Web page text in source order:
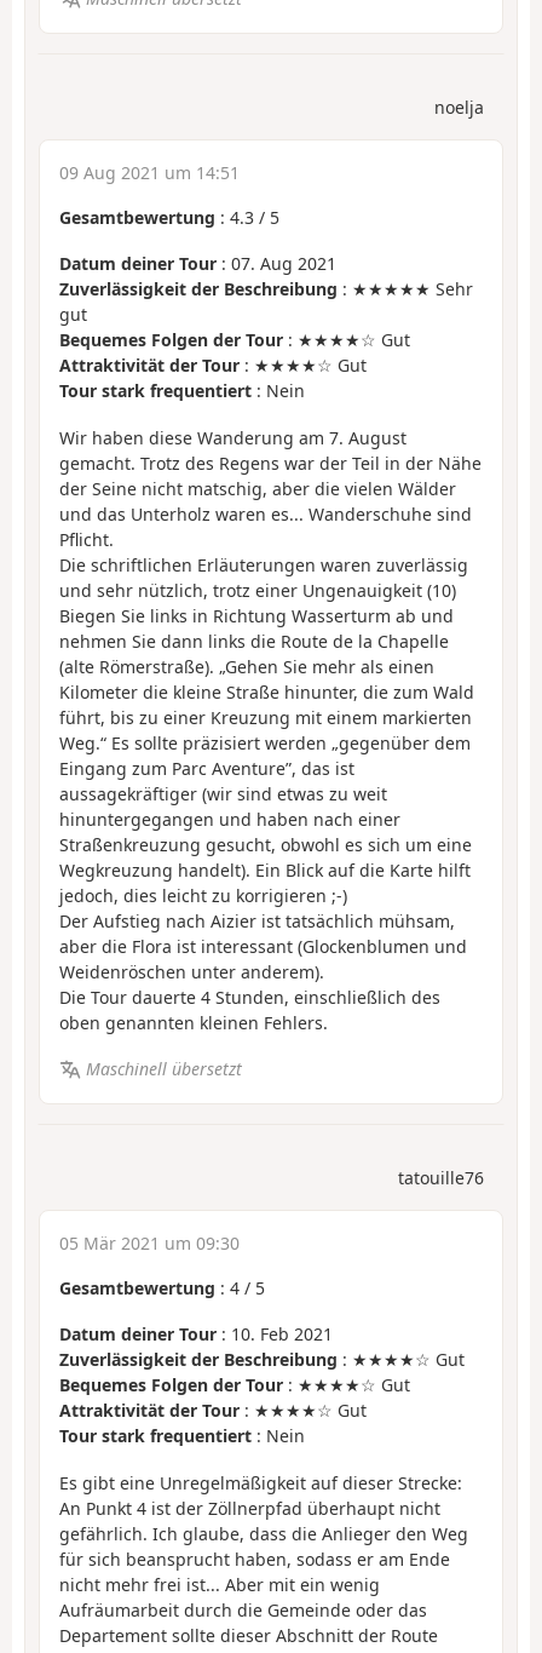
noelja
09 Aug 2021 um 14:51
Gesamtbewertung : 4.3 / 5
Datum deiner Tour : 07. Aug 2021
Zuverlässigkeit der Beschreibung : ★★★★★ Sehr
gut
Bequemes Folgen der Tour : ★★★★☆ Gut
Attraktivität der Tour : ★★★★☆ Gut
Tour stark frequentiert : Nein
Wir haben diese Wanderung am 7. August
gemacht. Trotz des Regens war der Teil in der Nähe
der Seine nicht matschig, aber die vielen Wälder
und das Unterholz waren es... Wanderschuhe sind
Pflicht.
Die schriftlichen Erläuterungen waren zuverlässig
und sehr nützlich, trotz einer Ungenauigkeit (10)
Biegen Sie links in Richtung Wasserturm ab und
nehmen Sie dann links die Route de la Chapelle
(alte Römerstraße). „Gehen Sie mehr als einen
Kilometer die kleine Straße hinunter, die zum Wald
führt, bis zu einer Kreuzung mit einem markierten
Weg.“ Es sollte präzisiert werden „gegenüber dem
Eingang zum Parc Aventure”, das ist
aussagekräftiger (wir sind etwas zu weit
hinuntergegangen und haben nach einer
Straßenkreuzung gesucht, obwohl es sich um eine
Wegkreuzung handelt). Ein Blick auf die Karte hilft
jedoch, dies leicht zu korrigieren ;-)
Der Aufstieg nach Aizier ist tatsächlich mühsam,
aber die Flora ist interessant (Glockenblumen und
Weidenröschen unter anderem).
Die Tour dauerte 4 Stunden, einschließlich des
oben genannten kleinen Fehlers.
Maschinell übersetzt
tatouille76
05 Mär 2021 um 09:30
Gesamtbewertung : 4 / 5
Datum deiner Tour : 10. Feb 2021
Zuverlässigkeit der Beschreibung : ★★★★☆ Gut
Bequemes Folgen der Tour : ★★★★☆ Gut
Attraktivität der Tour : ★★★★☆ Gut
Tour stark frequentiert : Nein
Es gibt eine Unregelmäßigkeit auf dieser Strecke:
An Punkt 4 ist der Zöllnerpfad überhaupt nicht
gefährlich. Ich glaube, dass die Anlieger den Weg
für sich beansprucht haben, sodass er am Ende
nicht mehr frei ist... Aber mit ein wenig
Aufräumarbeit durch die Gemeinde oder das
Departement sollte dieser Abschnitt der Route